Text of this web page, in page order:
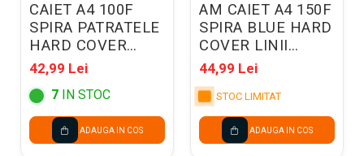
CAIET A4 100F
SPIRA PATRATELE
HARD COVER
KRAFT 207901
42,99 Lei
7 IN STOC
ADAUGA IN COS
AM CAIET A4 150F
SPIRA BLUE HARD
COVER LINII
166833
44,99 Lei
STOC LIMITAT
ADAUGA IN COS